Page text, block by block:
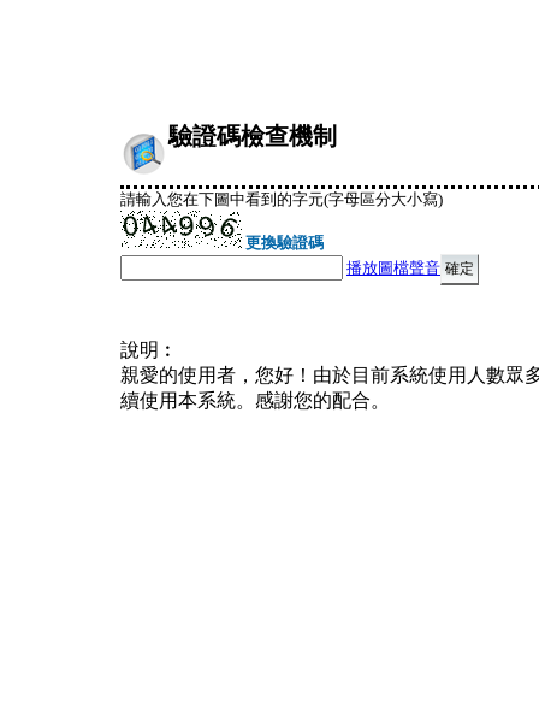
驗證碼檢查機制
請輸入您在下圖中看到的字元(字母區分大小寫)
更換驗證碼
播放圖檔聲音
說明︰
親愛的使用者，您好！由於目前系統使用人數眾
續使用本系統。感謝您的配合。